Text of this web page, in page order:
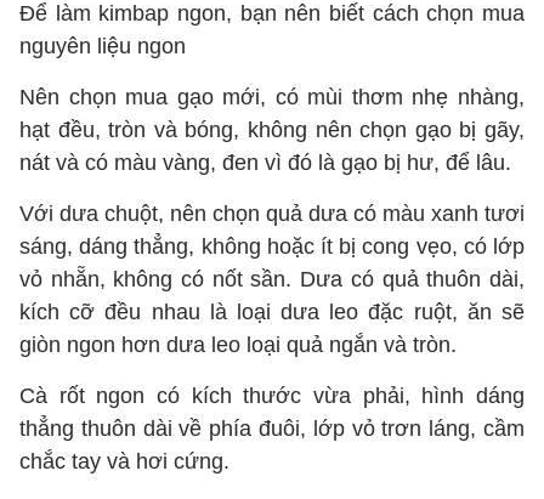
Để làm kimbap ngon, bạn nên biết cách chọn mua
nguyên liệu ngon
Nên chọn mua gạo mới, có mùi thơm nhẹ nhàng,
hạt đều, tròn và bóng, không nên chọn gạo bị gãy,
nát và có màu vàng, đen vì đó là gạo bị hư, để lâu.
Với dưa chuột, nên chọn quả dưa có màu xanh tươi
sáng, dáng thẳng, không hoặc ít bị cong vẹo, có lớp
vỏ nhẵn, không có nốt sần. Dưa có quả thuôn dài,
kích cỡ đều nhau là loại dưa leo đặc ruột, ăn sẽ
giòn ngon hơn dưa leo loại quả ngắn và tròn.
Cà rốt ngon có kích thước vừa phải, hình dáng
thẳng thuôn dài về phía đuôi, lớp vỏ trơn láng, cầm
chắc tay và hơi cứng.